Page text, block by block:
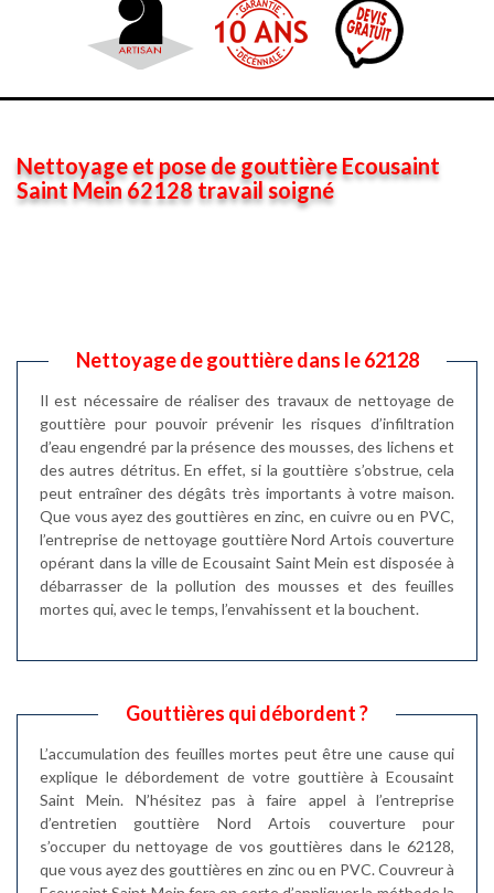
Nettoyage et pose de gouttière Ecousaint
Saint Mein 62128 travail soigné
Nettoyage de gouttière dans le 62128
Il est nécessaire de réaliser des travaux de nettoyage de
gouttière pour pouvoir prévenir les risques d’infiltration
d’eau engendré par la présence des mousses, des lichens et
des autres détritus. En effet, si la gouttière s’obstrue, cela
peut entraîner des dégâts très importants à votre maison.
Que vous ayez des gouttières en zinc, en cuivre ou en PVC,
l’entreprise de nettoyage gouttière Nord Artois couverture
opérant dans la ville de Ecousaint Saint Mein est disposée à
débarrasser de la pollution des mousses et des feuilles
mortes qui, avec le temps, l’envahissent et la bouchent.
Gouttières qui débordent ?
L’accumulation des feuilles mortes peut être une cause qui
explique le débordement de votre gouttière à Ecousaint
Saint Mein. N’hésitez pas à faire appel à l’entreprise
d’entretien gouttière Nord Artois couverture pour
s’occuper du nettoyage de vos gouttières dans le 62128,
que vous ayez des gouttières en zinc ou en PVC. Couvreur à